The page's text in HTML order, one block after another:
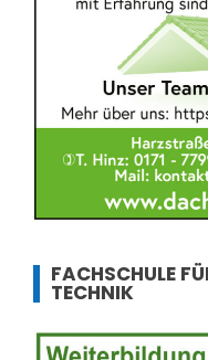
FACHSCHULE
TECHNIK